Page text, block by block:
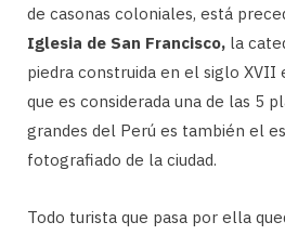
de casonas coloniales, está
Iglesia de San Francisco, la
piedra construida en el siglo XVII
que es considerada una de las 5
grandes del Perú es también el
fotografiado de la ciudad.
Todo turista que pasa por ella